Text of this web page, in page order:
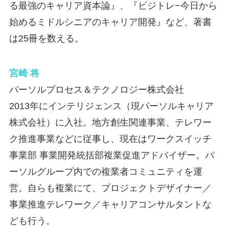
る最強のキャリア資本論』、『ビジトレ−今日から
始めるミドルシニアのキャリア開発』など、著書
は25冊を数える。
宮崎 将
パーソルプロセス＆テクノロジー株式会社
2013年にインテリジェンス（現パーソルキャリア
株式会社）に入社。地方創生関連事業、テレワー
ク推進事業などに従事し、現在はワークスイッチ
事業部 事業開発統括部複業促進アドバイザー。パ
ーソルグループ内での複業者コミュニティを運
営。自らも複業にて、プロジェクトデザイナー／
事業推進テレワーク／キャリアコンサルタントな
ども行う。